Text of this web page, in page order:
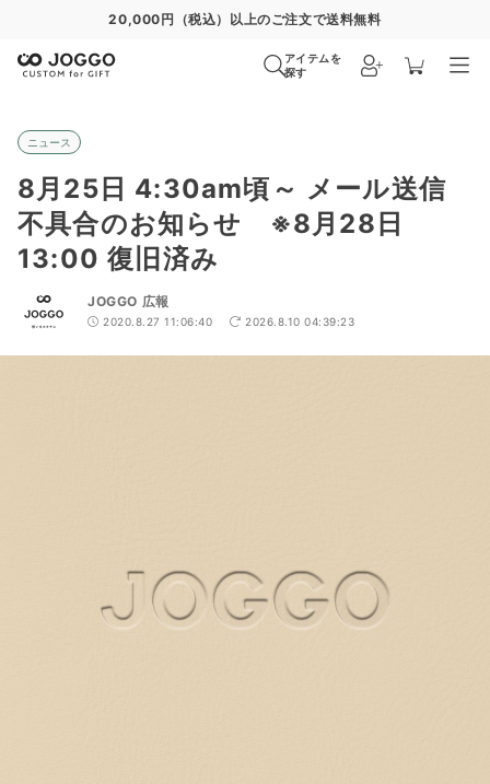
20,000円（税込）以上のご注文で送料無料
アイテムを
探す
ニュース
8月25日 4:30am頃～ メール送信
不具合のお知らせ ※8月28日
13:00 復旧済み
JOGGO 広報
2020.8.27 11:06:40 2026.8.10 04:39:23